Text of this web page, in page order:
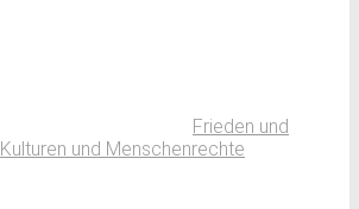
Frieden und
Kulturen und Menschenrechte